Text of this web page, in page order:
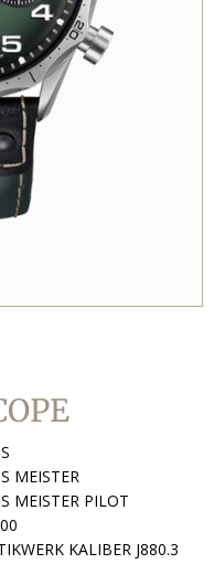
MEISTER
MEISTER PILOT
KALIBER J880.3